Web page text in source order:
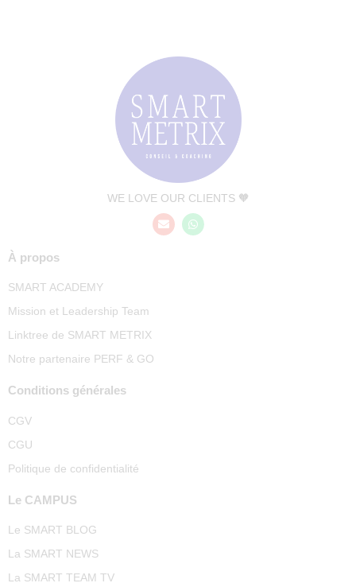
WE LOVE OUR CLIENTS 🧡
À propos
SMART ACADEMY
Mission et Leadership Team
Linktree de SMART METRIX
Notre partenaire PERF & GO
Conditions générales
CGV
CGU
Politique de confidentialité
Le CAMPUS
Le SMART BLOG
La SMART NEWS
La SMART TEAM TV